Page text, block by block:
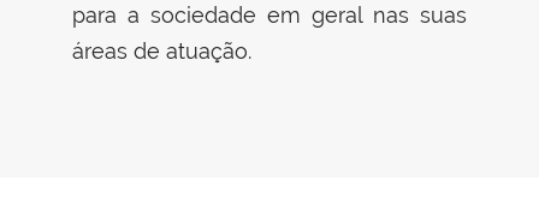
para a sociedade em geral nas suas
áreas de atuação.